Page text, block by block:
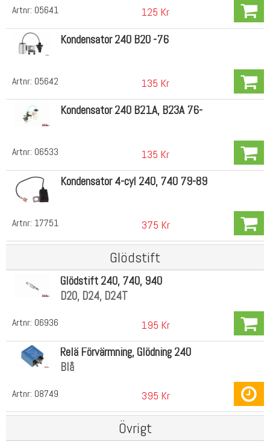
Artnr: 05641 125 Kr
Artnr: 05642
Kondensator 240 B20 -76
135 Kr
Artnr: 06533
Kondensator 240 B21A, B23A 76-
135 Kr
Artnr: 17751
Kondensator 4-cyl 240, 740 79-89
375 Kr
Glödstift
Artnr: 06936
Glödstift 240, 740, 940
D20, D24, D24T
195 Kr
Artnr: 08749
Relä Förvärmning, Glödning 240
Blå
395 Kr
Övrigt